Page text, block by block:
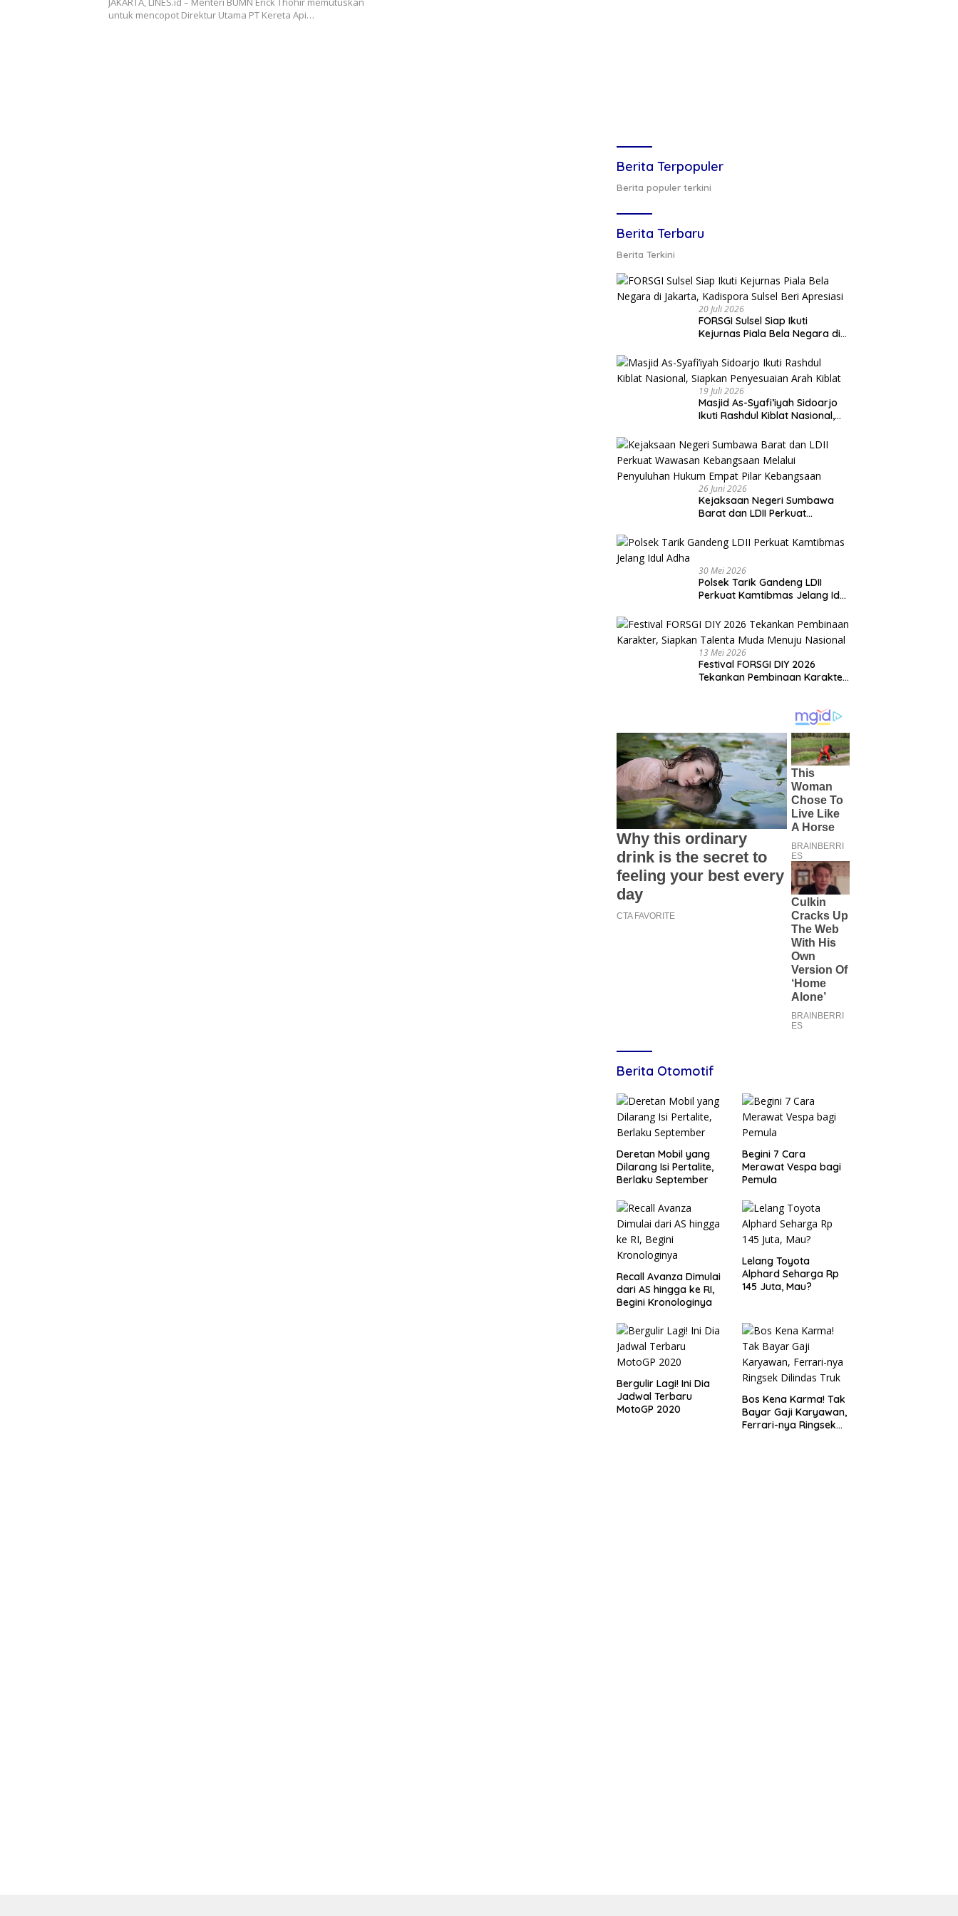
untuk mencopot Direktur Utama PT Kereta Api…
Berita Terpopuler
Berita populer terkini
Berita Terbaru
Berita Terkini
20 Juli 2026
FORSGI Sulsel Siap Ikuti
Kejurnas Piala Bela Negara di
Apresiasi
19 Juli 2026
Masjid As-Syafi’iyah Sidoarjo
Ikuti Rashdul Kiblat Nasional,
Kiblat
26 Juni 2026
Kejaksaan Negeri Sumbawa
Barat dan LDII Perkuat
Penyuluhan Hukum Empat Pilar
Kebangsaan
30 Mei 2026
Polsek Tarik Gandeng LDII
Perkuat Kamtibmas Jelang Idul
13 Mei 2026
Festival FORSGI DIY 2026
Tekankan Pembinaan Karakter,
Berita Otomotif
Deretan Mobil yang
Dilarang Isi Pertalite,
Berlaku September
Begini 7 Cara
Merawat Vespa bagi
Pemula
Recall Avanza Dimulai
dari AS hingga ke RI,
Begini Kronologinya
Lelang Toyota
Alphard Seharga Rp
145 Juta, Mau?
Bergulir Lagi! Ini Dia
Jadwal Terbaru
MotoGP 2020
Bos Kena Karma! Tak
Bayar Gaji Karyawan,
Ferrari-nya Ringsek